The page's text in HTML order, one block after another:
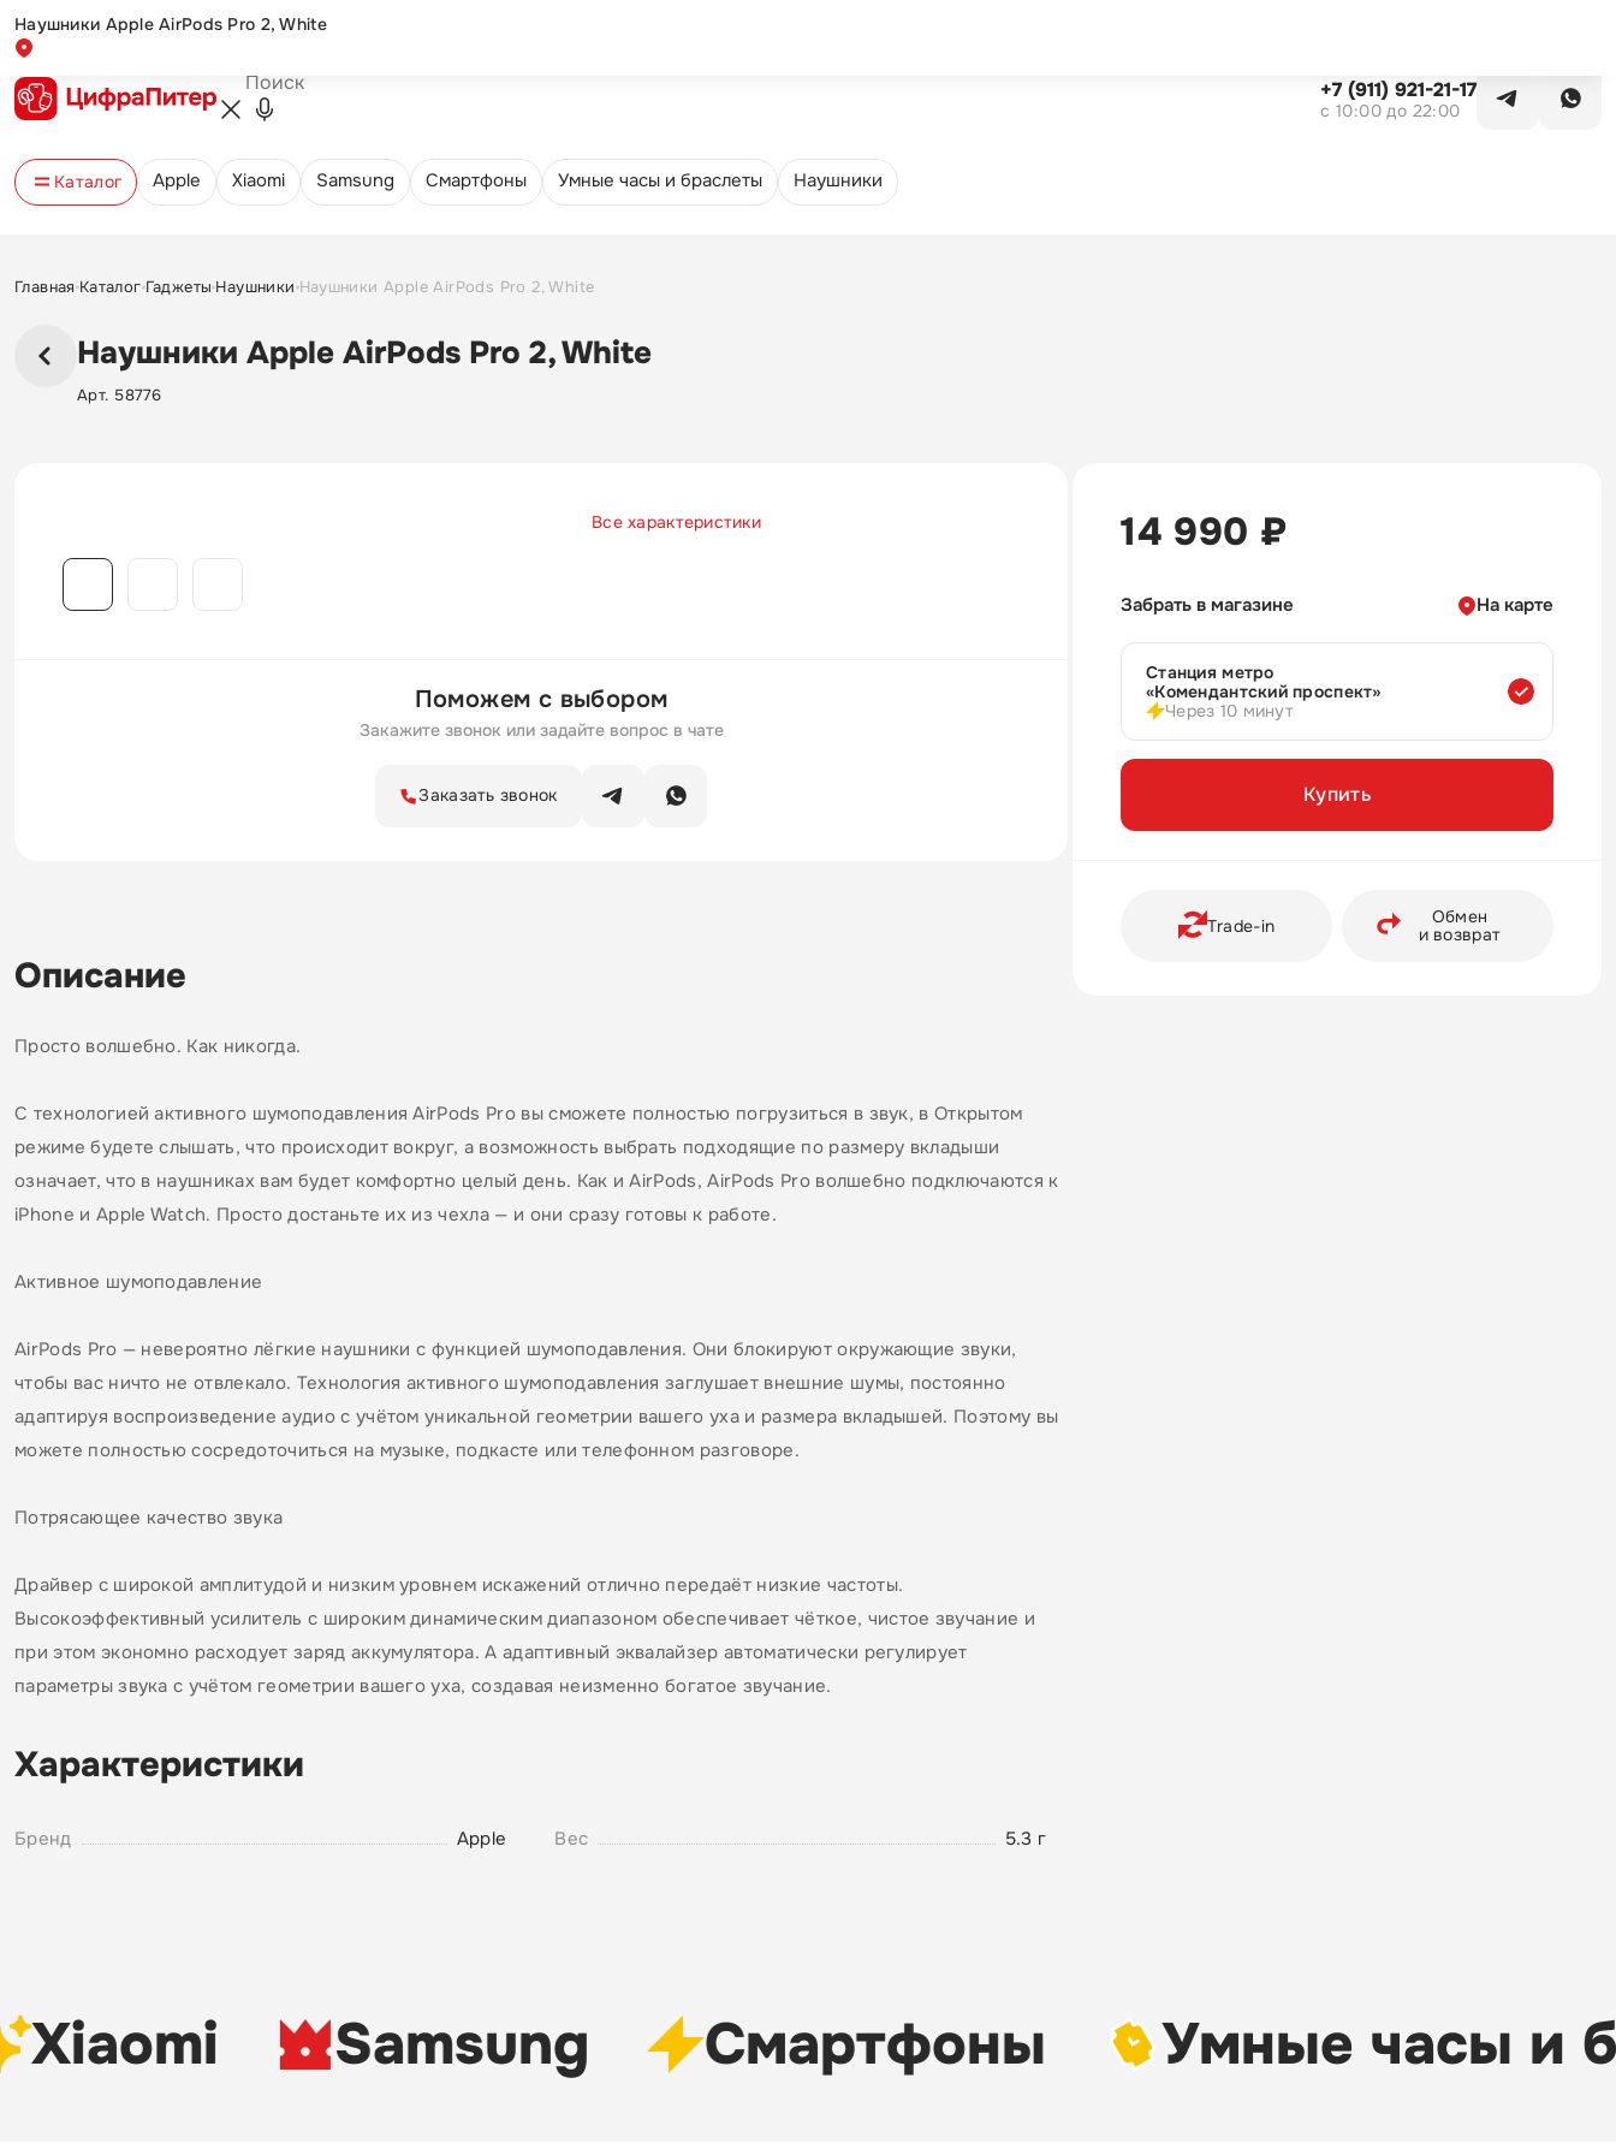
Обмен и возврат Оплата и доставкаНовости и акции
+7 (911) 921-21-17
c 10:00 до 22:00
Каталог Apple Xiaomi Samsung Cмартфоны Умные часы и браслеты Наушники
Главная Каталог Гаджеты Наушники Наушники Apple AirPods Pro 2, White
Наушники Apple AirPods Pro 2, White
Арт. 58776
Все характеристики
Поможем с выбором
Закажите звонок или задайте вопрос в чате
Заказать звонок
Описание
Просто волшебно. Как никогда.
С технологией активного шумоподавления AirPods Pro вы сможете полностью погрузиться в звук, в Открытом
режиме будете слышать, что происходит вокруг, а возможность выбрать подходящие по размеру вкладыши
означает, что в наушниках вам будет комфортно целый день. Как и AirPods, AirPods Pro волшебно подключаются к
iPhone и Apple Watch. Просто достаньте их из чехла — и они сразу готовы к работе.
Активное шумоподавление
AirPods Pro — невероятно лёгкие наушники с функцией шумоподавления. Они блокируют окружающие звуки,
чтобы вас ничто не отвлекало. Технология активного шумоподавления заглушает внешние шумы, постоянно
адаптируя воспроизведение аудио с учётом уникальной геометрии вашего уха и размера вкладышей. Поэтому вы
можете полностью сосредоточиться на музыке, подкасте или телефонном разговоре.
Потрясающее качество звука
Драйвер с широкой амплитудой и низким уровнем искажений отлично передаёт низкие частоты.
Высокоэффективный усилитель с широким динамическим диапазоном обеспечивает чёткое, чистое звучание и
при этом экономно расходует заряд аккумулятора. А адаптивный эквалайзер автоматически регулирует
параметры звука с учётом геометрии вашего уха, создавая неизменно богатое звучание.
Характеристики
Бренд Apple Вес 5.3 г
14 990 ₽
Забрать в магазине На карте
Станция метро
«Комендантский проспект»
Через 10 минут
Купить
Trade-in
Обмен
и возврат
Наушники Apple AirPods Pro 2, White
Xiaomi Samsung Cмартфоны Умные часы и